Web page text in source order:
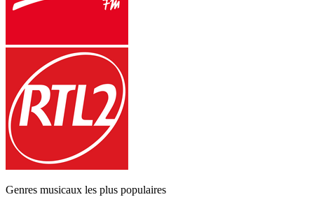
Genres musicaux les plus populaires